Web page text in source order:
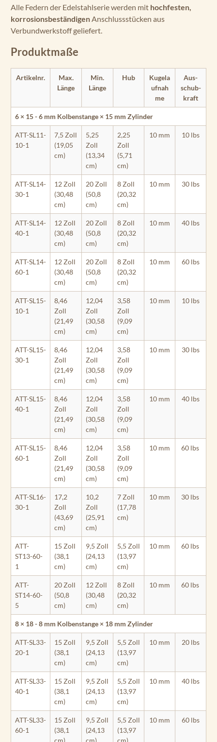
Alle Federn der Edelstahlserie werden mit hochfesten,
korrosionsbeständigenAnschlussstücken aus
Verbundwerkstoff geliefert.
Produktmaße
Artikelnr.
Max.
Länge
Min.
Länge
Hub
Kugela
ufnah
me
Aus­
schub­­
kraft
6 × 15 - 6 mm Kolbenstange × 15 mm Zylinder
ATT-SL11-
10-1
7,5 Zoll
(19,05
cm)
5,25
Zoll
(13,34
cm)
2,25
Zoll
(5,71
cm)
10 mm 10 lbs
ATT-SL14-
30-1
12 Zoll
(30,48
cm)
20 Zoll
(50,8
cm)
8 Zoll
(20,32
cm)
10 mm 30 lbs
ATT-SL14-
40-1
12 Zoll
(30,48
cm)
20 Zoll
(50,8
cm)
8 Zoll
(20,32
cm)
10 mm 40 lbs
ATT-SL14-
60-1
12 Zoll
(30,48
cm)
20 Zoll
(50,8
cm)
8 Zoll
(20,32
cm)
10 mm 60 lbs
ATT-SL15-
10-1
8,46
Zoll
(21,49
cm)
12,04
Zoll
(30,58
cm)
3,58
Zoll
(9,09
cm)
10 mm 10 lbs
ATT-SL15-
30-1
8,46
Zoll
(21,49
cm)
12,04
Zoll
(30,58
cm)
3,58
Zoll
(9,09
cm)
10 mm 30 lbs
ATT-SL15-
40-1
8,46
Zoll
(21,49
cm)
12,04
Zoll
(30,58
cm)
3,58
Zoll
(9,09
cm)
10 mm 40 lbs
ATT-SL15-
60-1
8,46
Zoll
(21,49
cm)
12,04
Zoll
(30,58
cm)
3,58
Zoll
(9,09
cm)
10 mm 60 lbs
ATT-SL16-
30-1
17,2
Zoll
(43,69
cm)
10,2
Zoll
(25,91
cm)
7 Zoll
(17,78
cm)
10 mm 30 lbs
ATT-
ST13-60-
1
15 Zoll
(38,1
cm)
9,5 Zoll
(24,13
cm)
5,5 Zoll
(13,97
cm)
10 mm 60 lbs
ATT-
ST14-60-
5
20 Zoll
(50,8
cm)
12 Zoll
(30,48
cm)
8 Zoll
(20,32
cm)
10 mm 60 lbs
8 × 18 - 8 mm Kolbenstange × 18 mm Zylinder
ATT-SL33-
20-1
15 Zoll
(38,1
cm)
9,5 Zoll
(24,13
cm)
5,5 Zoll
(13,97
cm)
10 mm 20 lbs
ATT-SL33-
40-1
15 Zoll
(38,1
cm)
9,5 Zoll
(24,13
cm)
5,5 Zoll
(13,97
cm)
10 mm 40 lbs
ATT-SL33-
60-1
15 Zoll
(38,1
cm)
9,5 Zoll
(24,13
cm)
5,5 Zoll
(13,97
cm)
10 mm 60 lbs